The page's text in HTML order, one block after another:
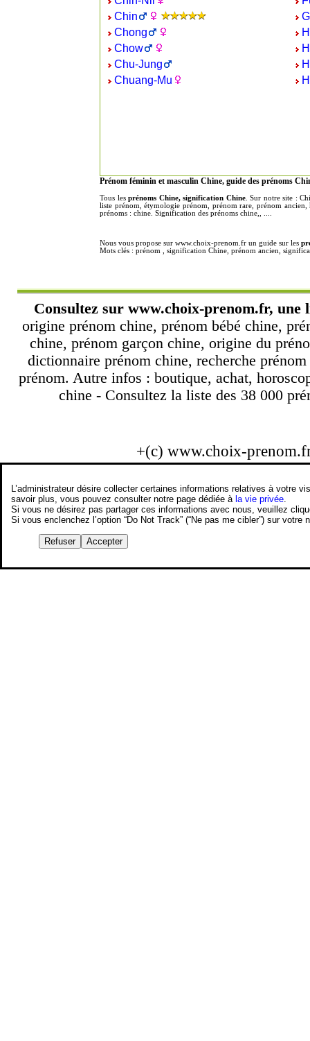
Chin
Chong
Chow
Chu-Jung
Chuang-Mu
Prénom féminin et masculin Chine, guide des prénoms
Tous lesprénoms Chine, signification Chine. Sur notre site :
liste prénom, étymologie prénom, prénom rare, prénom
prénoms : chine. Signification des prénoms chine,, ....
Nous vous propose sur www.choix-prenom.fr un guide sur les
Mots clés : prénom , signification Chine, prénom ancien,
Consultez sur www.choix-prenom.fr, une
origine prénom chine, prénom bébé chine,
chine, prénom garçon chine, origine du
dictionnaire prénom chine, recherche
prénom. Autre infos : boutique, achat,
chine - Consultez la liste des 38 000
+(c) www.choix-
L’administrateur désire collecter certaines informations relatives à votre
savoir plus, vous pouvez consulter notre page dédiée àla vie privée
Si vous ne désirez pas partager ces informations avec nous, veuillez
Si vous enclenchez l’option “Do Not Track” (“Ne pas me cibler”) sur
Refuser Accepter